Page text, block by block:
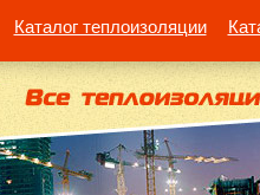
Каталог теплоизоляции